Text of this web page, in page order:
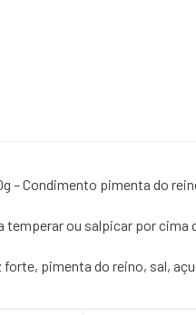
– Condimento pimenta do
temperar ou salpicar por
forte, pimenta do reino, sal,